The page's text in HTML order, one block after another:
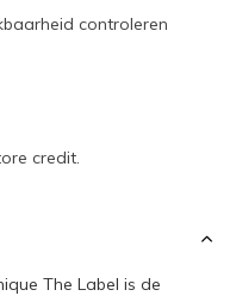
controleren
credit.
The Label is de